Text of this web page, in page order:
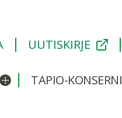
UUTISKIRJE
Avaa/sulje alavalikko
TAPIO-KONSERNI